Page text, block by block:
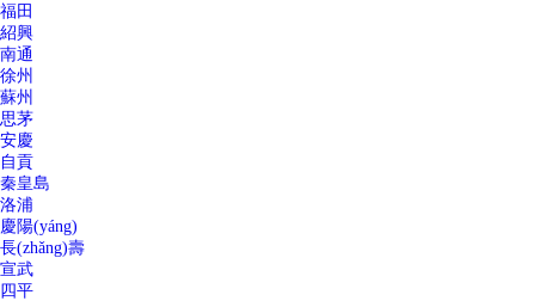
福田
紹興
南通
徐州
蘇州
思茅
安慶
自貢
秦皇島
洛浦
慶陽(yáng)
長(zhǎng)壽
宣武
四平